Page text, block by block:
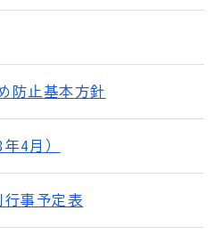
防止基本方針
4月）
事予定表